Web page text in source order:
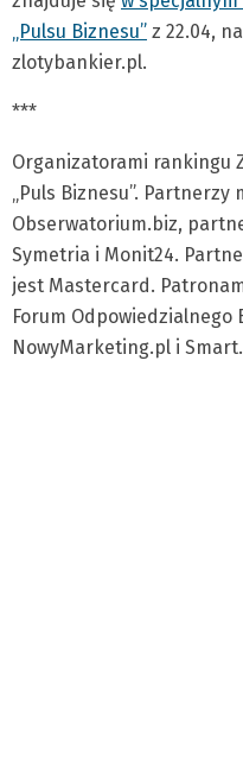
„Pulsu Biznesu” z 22.04,
zlotybankier.pl.
***
Organizatorami rankingu
„Puls Biznesu”.
Obserwatorium.biz,
Symetria i Monit24.
jest Mastercard.
Forum Odpowiedzialnego
NowyMarketing.pl i